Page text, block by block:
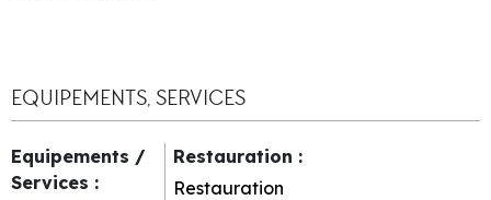
EQUIPEMENTS, SERVICES
Equipements /
Services :
Restauration :
Restauration